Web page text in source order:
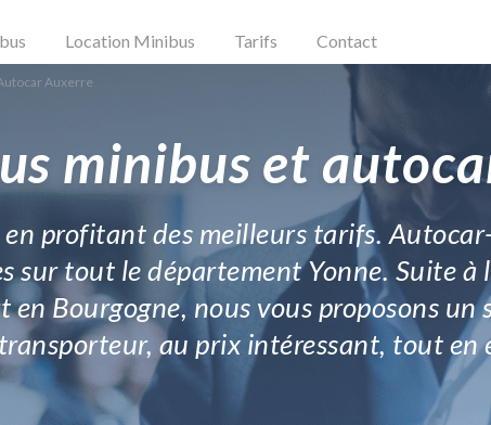
Location Minibus Tarifs Contact
Auxerre
minibus et
en profitant des meilleurs tarifs.
sur tout le département Yonne. Suite
Bourgogne, nous vous proposons un
au prix intéressant, tout en